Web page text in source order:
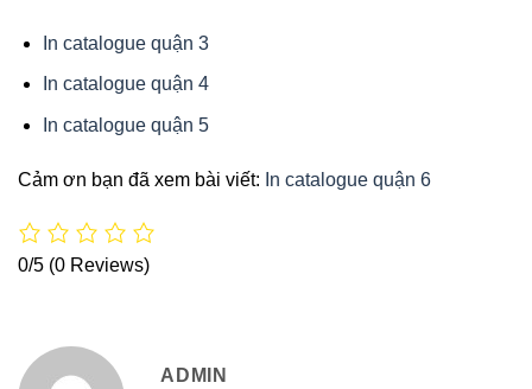
In catalogue quận 3
In catalogue quận 4
In catalogue quận 5
Cảm ơn bạn đã xem bài viết: In catalogue quận 6
0/5 (0 Reviews)
ADMIN